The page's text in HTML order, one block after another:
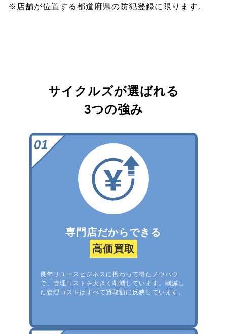
※店舗が位置する都道府県の防犯登録に限ります。
サイクルズが選ばれる
3つの強み
専門店だからできる
高価買取
長年リユースビジネスに携わって得たノウハウ
で、管理コストを大きく削減しています。削減し
た管理コストはすべて買取額に反映しています。